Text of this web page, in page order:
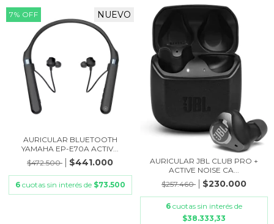
7% OFF NUEVO
AURICULAR BLUETOOTH
YAMAHA EP-E70A ACTIV...
$472.500
$441.000
6 cuotas sin interés de $73.500
AURICULAR JBL CLUB PRO +
ACTIVE NOISE CA...
$257.460
$230.000
6 cuotas sin interés de
$38.333,33